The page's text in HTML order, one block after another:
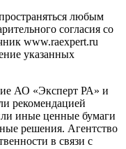
любым
согласия со
www.raexpert.ru
указанных
АО «Эксперт РА» и
рекомендацией
иные ценные бумаги
решения. Агентство
в связи с